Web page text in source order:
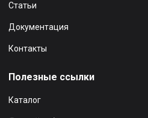
Статьи
Документация
Контакты
Полезные ссылки
Каталог